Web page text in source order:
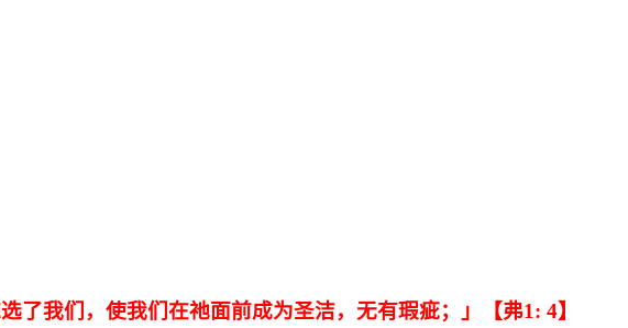
了我们，使我们在祂面前成为圣洁，无有瑕疵；」【弗1: 4】